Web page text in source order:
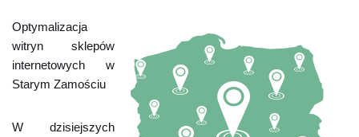
Optymalizacja
witryn sklepów
internetowych w
Starym Zamościu
W dzisiejszych